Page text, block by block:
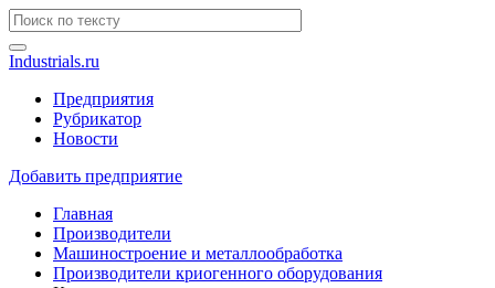
Industrials.ru
Предприятия
Рубрикатор
Новости
Добавить предприятие
Главная
Производители
Машиностроение и металлообработка
Производители криогенного оборудования